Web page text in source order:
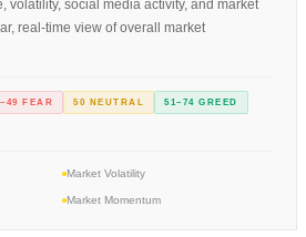
volatility, social media activity, and market
real-time view of overall market
FEAR 50 NEUTRAL 51–74 GREED
Market Volatility
Market Momentum